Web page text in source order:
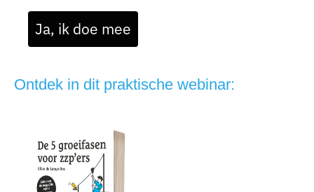
Ja, ik doe mee
Ontdek in dit praktische webinar: